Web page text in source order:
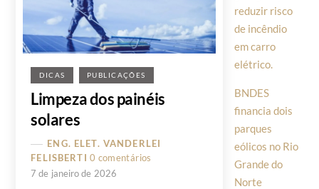
DICAS PUBLICAÇÕES
Limpeza dos painéis
solares
ENG. ELET. VANDERLEI
FELISBERTI 0 comentários
7 de janeiro de 2026
reduzir risco
de incêndio
em carro
elétrico.
BNDES
financia dois
parques
eólicos no Rio
Grande do
Norte